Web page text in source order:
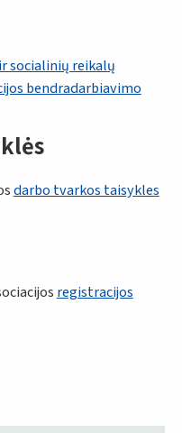
socialinių reikalų
bendradarbiavimo
darbo tvarkos taisykles
registracijos